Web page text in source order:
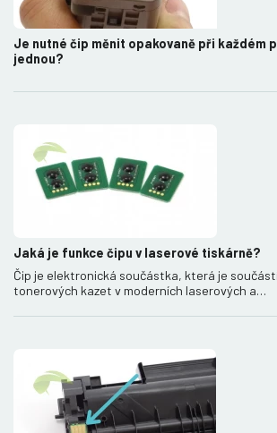
Je nutné čip měnit opakovaně při každém
jednou?
Jaká je funkce čipu v laserové tiskárně?
Čip je elektronická součástka, která je
tonerových kazet v moderních laserových a…